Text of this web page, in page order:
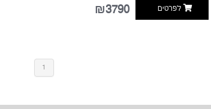
לפרטים ₪3790
1